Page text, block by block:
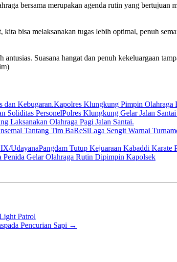
bersama merupakan agenda rutin yang bertujuan
bisa melaksanakan tugas lebih optimal, penuh
Suasana hangat dan penuh kekeluargaan
Kapolres Klungkung Pimpin Olahraga
Polres Klungkung Gelar Jalan
Laksanakan Olahraga Pagi Jalan Santai.
Laga Sengit Warnai
Pangdam Tutup Kejuaraan Kabaddi
Penida Gelar Olahraga Rutin Dipimpin Kapolsek
Patrol
Pencurian Sapi →